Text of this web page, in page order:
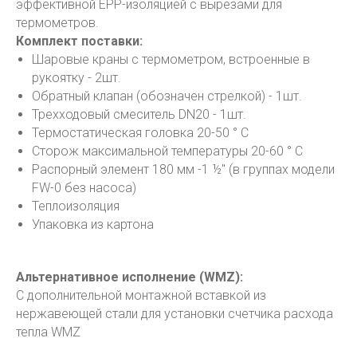
эффективной EPP-изоляцией с вырезами для
термометров.
Комплект поставки:
Шаровые краны с термометром, встроенные в
рукоятку - 2шт.
Обратный клапан (обозначен стрелкой) - 1шт.
Трехходовый смеситель DN20 - 1шт.
Термостатическая головка 20-50 ° С
Сторож максимальной температуры 20-60 ° С
Распорный элемент 180 мм -1 ½" (в группах модели
FW-0 без насоса)
Теплоизоляция
Упаковка из картона
Альтернативное исполнение (WMZ):
С дополнительной монтажной вставкой из
нержавеющей стали для установки счетчика расхода
тепла WMZ